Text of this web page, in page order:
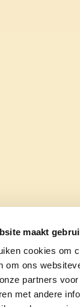
maakt
cookies om
om ons
partners
met andere